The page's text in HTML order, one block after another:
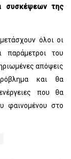
συσκέψεων της
όλοι οι
παράμετροι του
απόψεις
και θα
που θα
φαινομένου στο